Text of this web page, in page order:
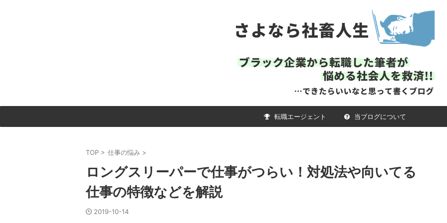
転職エージェント 当ブログについて
TOP > 仕事の悩み >
ロングスリーパーで仕事がつらい！対処法や向いてる
仕事の特徴などを解説
2019-10-14